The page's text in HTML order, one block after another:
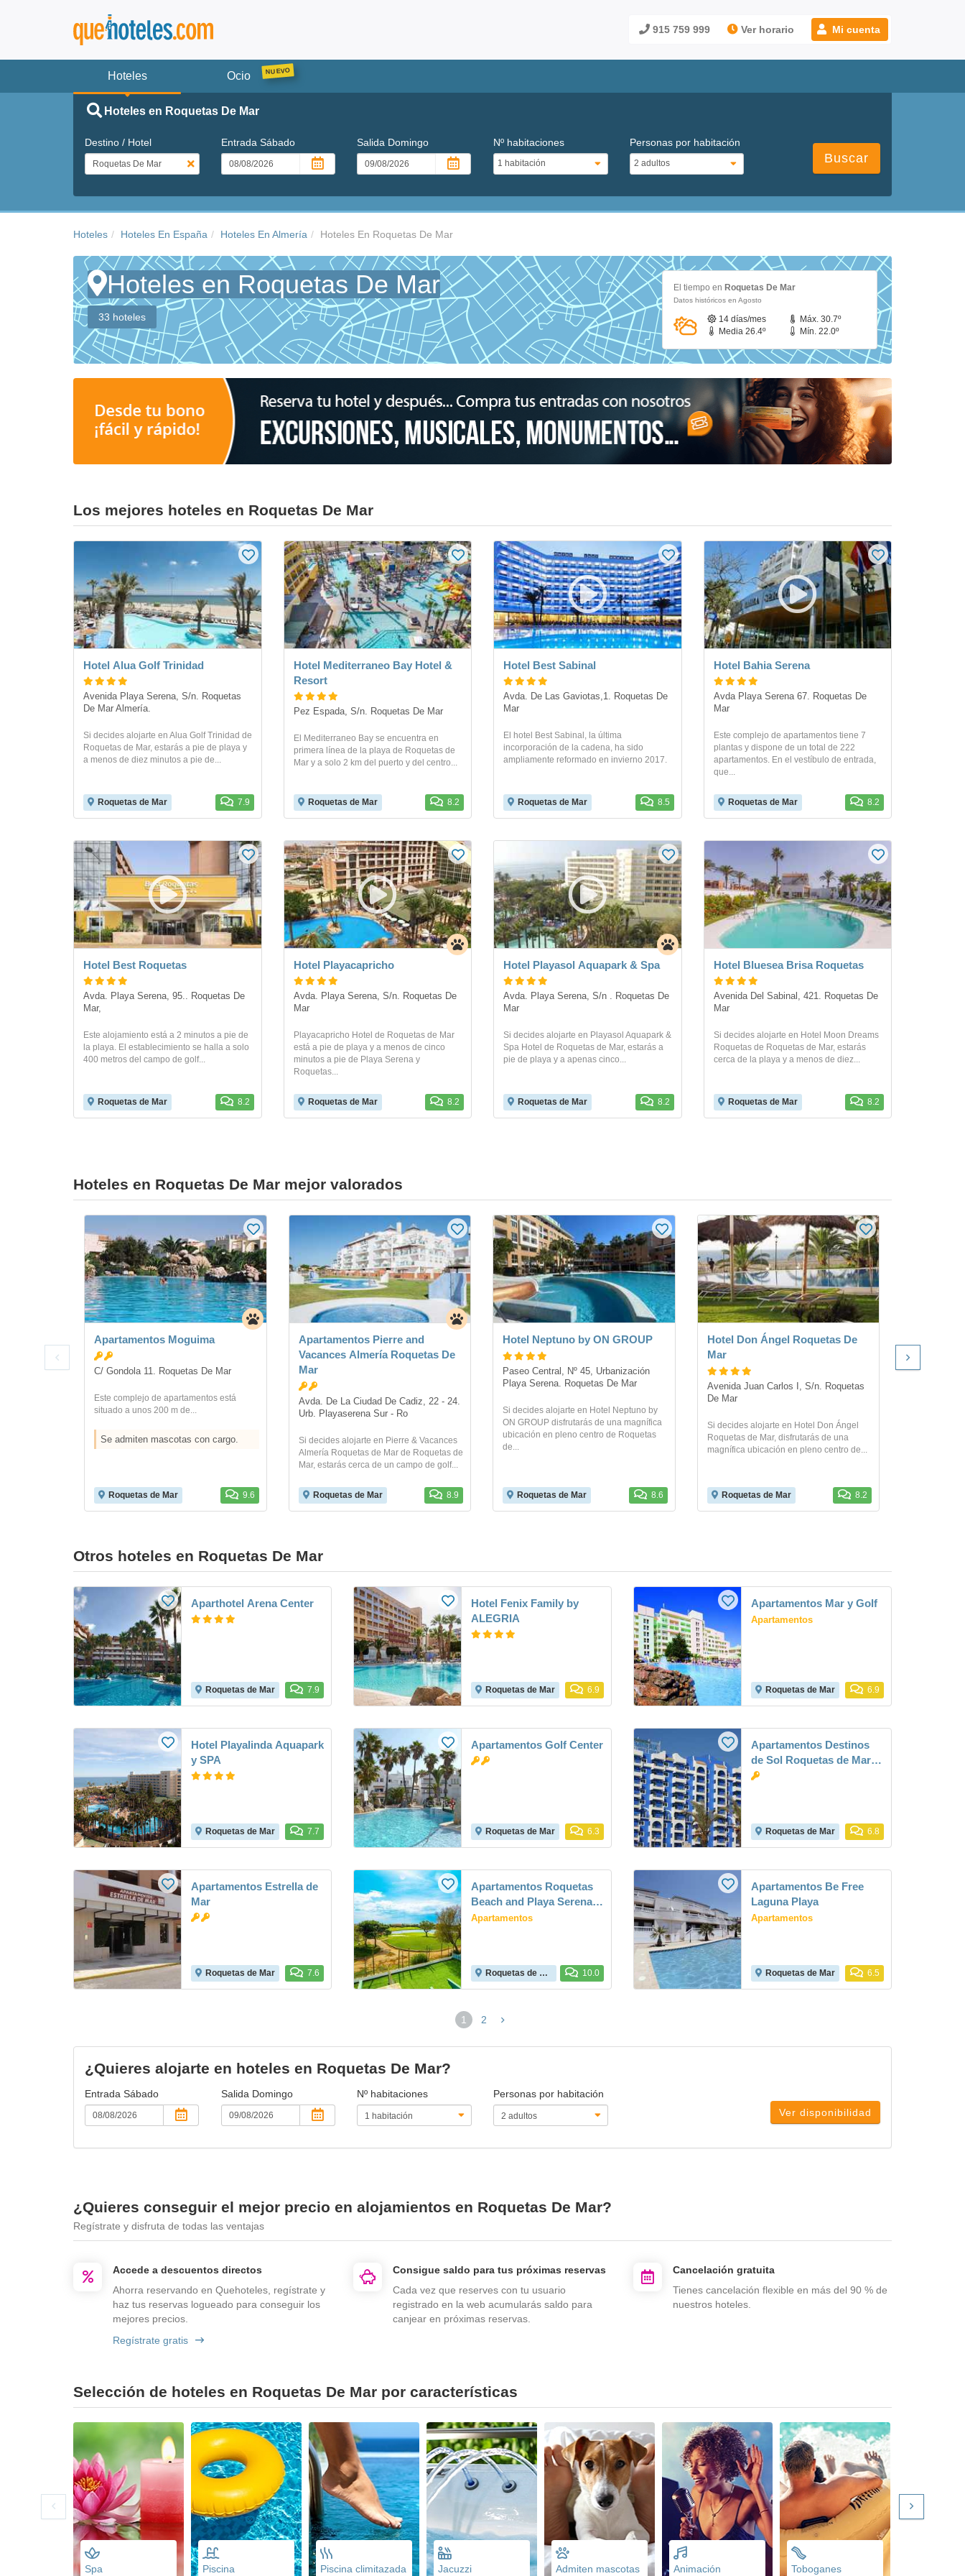
915 759 999 Ver horario Mi cuenta
Hoteles Ocio
Hoteles en Roquetas De Mar
Destino / Hotel Entrada Sábado Salida Domingo Nº habitaciones Personas por habitación
Buscar
Hoteles Hoteles En España Hoteles En Almería Hoteles En Roquetas De Mar
Hoteles en Roquetas De Mar
33 hoteles
El tiempo en Roquetas De Mar
Datos históricos en Agosto
14 días/mes
Máx. 30.7º
Media 26.4º
Mín. 22.0º
Los mejores hoteles en Roquetas De Mar
Hotel Alua Golf Trinidad
Avenida Playa Serena, S/n. Roquetas
De Mar Almería.
Si decides alojarte en Alua Golf Trinidad de
Roquetas de Mar, estarás a pie de playa y
a menos de diez minutos a pie de...
Roquetas de Mar 7.9
Hotel Mediterraneo Bay Hotel &
Resort
Pez Espada, S/n. Roquetas De Mar
El Mediterraneo Bay se encuentra en
primera línea de la playa de Roquetas de
Mar y a solo 2 km del puerto y del centro...
Roquetas de Mar 8.2
Hotel Best Sabinal
Avda. De Las Gaviotas,1. Roquetas De
Mar
El hotel Best Sabinal, la última
incorporación de la cadena, ha sido
ampliamente reformado en invierno 2017.
Roquetas de Mar 8.5
Hotel Bahia Serena
Avda Playa Serena 67. Roquetas De
Mar
Este complejo de apartamentos tiene 7
plantas y dispone de un total de 222
apartamentos. En el vestíbulo de entrada,
que...
Roquetas de Mar 8.2
Hotel Best Roquetas
Avda. Playa Serena, 95.. Roquetas De
Mar,
Este alojamiento está a 2 minutos a pie de
la playa. El establecimiento se halla a solo
400 metros del campo de golf...
Roquetas de Mar 8.2
Hotel Playacapricho
Avda. Playa Serena, S/n. Roquetas De
Mar
Playacapricho Hotel de Roquetas de Mar
está a pie de playa y a menos de cinco
minutos a pie de Playa Serena y
Roquetas...
Roquetas de Mar 8.2
Hotel Playasol Aquapark & Spa
Avda. Playa Serena, S/n . Roquetas De
Mar
Si decides alojarte en Playasol Aquapark &
Spa Hotel de Roquetas de Mar, estarás a
pie de playa y a apenas cinco...
Roquetas de Mar 8.2
Hotel Bluesea Brisa Roquetas
Avenida Del Sabinal, 421. Roquetas De
Mar
Si decides alojarte en Hotel Moon Dreams
Roquetas de Roquetas de Mar, estarás
cerca de la playa y a menos de diez...
Roquetas de Mar 8.2
Hoteles en Roquetas De Mar mejor valorados
Apartamentos Moguima
C/ Gondola 11. Roquetas De Mar
Este complejo de apartamentos está
situado a unos 200 m de...
Se admiten mascotas con cargo.
Roquetas de Mar 9.6
Apartamentos Pierre and
Vacances Almería Roquetas De
Mar
Avda. De La Ciudad De Cadiz, 22 - 24.
Urb. Playaserena Sur - Ro
Si decides alojarte en Pierre & Vacances
Almería Roquetas de Mar de Roquetas de
Mar, estarás cerca de un campo de golf...
Roquetas de Mar 8.9
Hotel Neptuno by ON GROUP
Paseo Central, Nº 45, Urbanización
Playa Serena. Roquetas De Mar
Si decides alojarte en Hotel Neptuno by
ON GROUP disfrutarás de una magnífica
ubicación en pleno centro de Roquetas
de...
Roquetas de Mar 8.6
Hotel Don Ángel Roquetas De
Mar
Avenida Juan Carlos I, S/n. Roquetas
De Mar
Si decides alojarte en Hotel Don Ángel
Roquetas de Mar, disfrutarás de una
magnífica ubicación en pleno centro de...
Roquetas de Mar 8.2
Avda. Playa
Otros hoteles en Roquetas De Mar
Aparthotel Arena Center
Roquetas de Mar 7.9
Hotel Fenix Family by
ALEGRIA
Roquetas de Mar 6.9
Apartamentos Mar y Golf
Apartamentos
Roquetas de Mar 6.9
Hotel Playalinda Aquapark
y SPA
Roquetas de Mar 7.7
Apartamentos Golf Center
Roquetas de Mar 6.3
Apartamentos Destinos
de Sol Roquetas de Mar -
Montepío Minería
Roquetas de Mar 6.8
Apartamentos Estrella de
Mar
Roquetas de Mar 7.6
Apartamentos Roquetas
Beach and Playa Serena
Golf
Apartamentos
Roquetas de Mar 10.0
Apartamentos Be Free
Laguna Playa
Apartamentos
Roquetas de Mar 6.5
1
(página
2
¿Quieres alojarte en hoteles en Roquetas De Mar?
Entrada Sábado Salida Domingo Nº habitaciones
Personas por habitación
Ver disponibilidad
¿Quieres conseguir el mejor precio en alojamientos en Roquetas De Mar?
Regístrate y disfruta de todas las ventajas
Accede a descuentos directos
Ahorra reservando en Quehoteles, regístrate y
haz tus reservas logueado para conseguir los
mejores precios.
Regístrate gratis
Consigue saldo para tus próximas reservas
Cada vez que reserves con tu usuario
registrado en la web acumularás saldo para
canjear en próximas reservas.
Cancelación gratuita
Tienes cancelación flexible en más del 90 % de
nuestros hoteles.
Selección de hoteles en Roquetas De Mar por características
Spa Piscina Piscina climitazada Jacuzzi Admiten mascotas Animación Toboganes